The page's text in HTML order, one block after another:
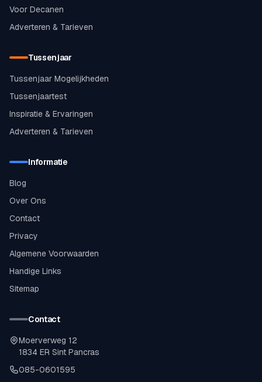
Voor Decanen
Adverteren & Tarieven
Tussenjaar
Tussenjaar Mogelijkheden
Tussenjaartest
Inspiratie & Ervaringen
Adverteren & Tarieven
Informatie
Blog
Over Ons
Contact
Privacy
Algemene Voorwaarden
Handige Links
Sitemap
Contact
Moerverweg 12
1834 ER Sint Pancras
085-0601595